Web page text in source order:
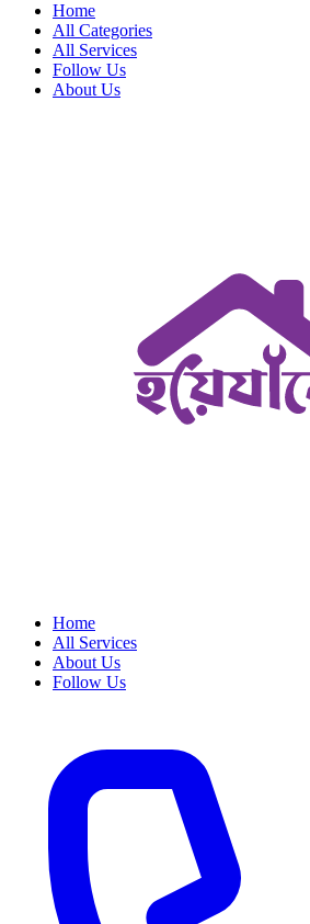
Home
All Categories
All Services
Follow Us
About Us
Home
All Services
About Us
Follow Us